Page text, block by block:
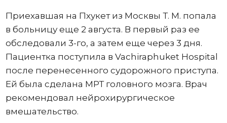
Приехавшая на Пхукет из Москвы Т. М. попала
в больницу еще 2 августа. В первый раз ее
обследовали 3-го, а затем еще через 3 дня.
Пациентка поступила в Vachiraphuket Hospital
после перенесенного судорожного приступа.
Ей была сделана МРТ головного мозга. Врач
рекомендовал нейрохирургическое
вмешательство.